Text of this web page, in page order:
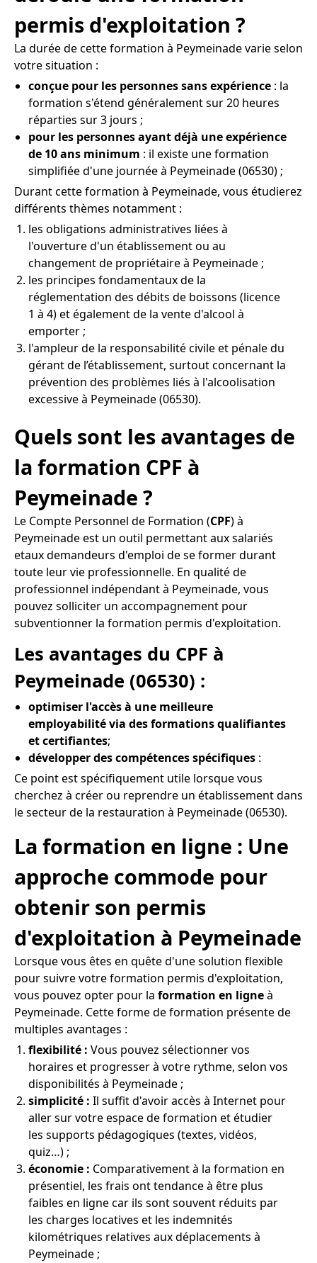
permis d'exploitation ?
La durée de cette formation à Peymeinade varie selon
votre situation :
conçue pour les personnes sans expérience : la
formation s'étend généralement sur 20 heures
réparties sur 3 jours ;
pour les personnes ayant déjà une expérience
de 10 ans minimum : il existe une formation
simplifiée d'une journée à Peymeinade (06530) ;
Durant cette formation à Peymeinade, vous étudierez
différents thèmes notamment :
les obligations administratives liées à
l'ouverture d'un établissement ou au
changement de propriétaire à Peymeinade ;
les principes fondamentaux de la
réglementation des débits de boissons (licence
1 à 4) et également de la vente d'alcool à
emporter ;
l'ampleur de la responsabilité civile et pénale du
gérant de l’établissement, surtout concernant la
prévention des problèmes liés à l'alcoolisation
excessive à Peymeinade (06530).
Quels sont les avantages de
la formation CPF à
Peymeinade ?
Le Compte Personnel de Formation (CPF) à
Peymeinade est un outil permettant aux salariés
etaux demandeurs d'emploi de se former durant
toute leur vie professionnelle. En qualité de
professionnel indépendant à Peymeinade, vous
pouvez solliciter un accompagnement pour
subventionner la formation permis d'exploitation.
Les avantages du CPF à
Peymeinade (06530) :
optimiser l'accès à une meilleure
employabilité via des formations qualifiantes
et certifiantes;
développer des compétences spécifiques :
Ce point est spécifiquement utile lorsque vous
cherchez à créer ou reprendre un établissement dans
le secteur de la restauration à Peymeinade (06530).
La formation en ligne : Une
approche commode pour
obtenir son permis
d'exploitation à Peymeinade
Lorsque vous êtes en quête d'une solution flexible
pour suivre votre formation permis d'exploitation,
vous pouvez opter pour la formation en ligneà
Peymeinade. Cette forme de formation présente de
multiples avantages :
flexibilité : Vous pouvez sélectionner vos
horaires et progresser à votre rythme, selon vos
disponibilités à Peymeinade ;
simplicité : Il suffit d'avoir accès à Internet pour
aller sur votre espace de formation et étudier
les supports pédagogiques (textes, vidéos,
quiz…) ;
économie : Comparativement à la formation en
présentiel, les frais ont tendance à être plus
faibles en ligne car ils sont souvent réduits par
les charges locatives et les indemnités
kilométriques relatives aux déplacements à
Peymeinade ;